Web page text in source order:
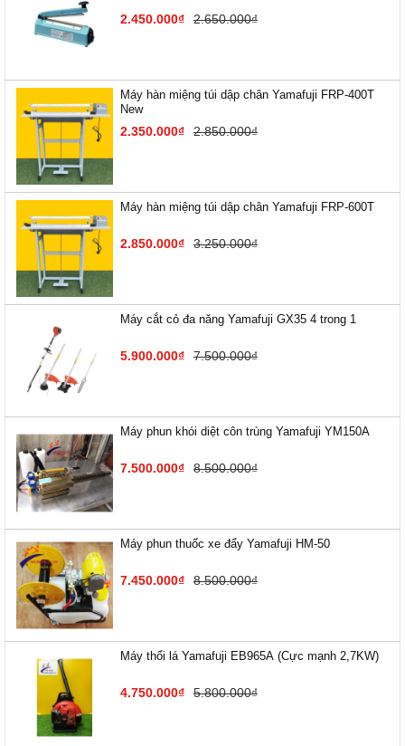
2.450.000₫ 2.650.000₫
Máy hàn miệng túi dập chân Yamafuji FRP-400T
New
2.350.000₫ 2.850.000₫
Máy hàn miệng túi dập chân Yamafuji FRP-600T
2.850.000₫ 3.250.000₫
Máy cắt cỏ đa năng Yamafuji GX35 4 trong 1
5.900.000₫ 7.500.000₫
Máy phun khói diệt côn trùng Yamafuji YM150A
7.500.000₫ 8.500.000₫
Máy phun thuốc xe đẩy Yamafuji HM-50
7.450.000₫ 8.500.000₫
Máy thổi lá Yamafuji EB9​65A (Cực mạnh 2,7KW)
4.750.000₫ 5.800.000₫